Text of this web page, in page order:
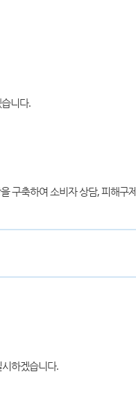
니다.
구축하여 소비자 상담, 피해구
하겠습니다.